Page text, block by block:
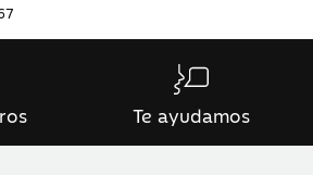
Te ayudamos